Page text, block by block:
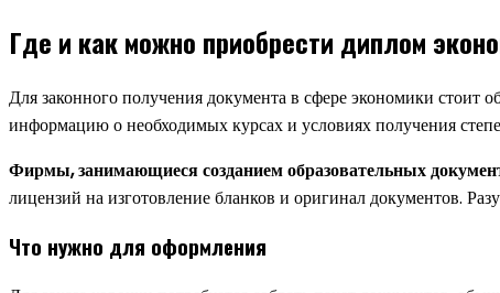
Где и как можно приобрести диплом
Для законного получения документа в сфере экономики стоит
информацию о необходимых курсах и условиях получения
Фирмы, занимающиеся созданием образовательных
лицензий на изготовление бланков и оригинал документов.
Что нужно для оформления